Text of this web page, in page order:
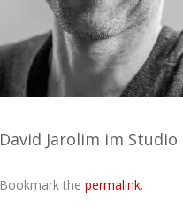
David Jarolim im
Bookmark the permalink.